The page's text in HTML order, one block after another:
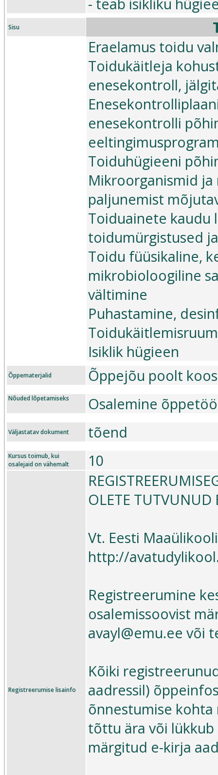
Sisu
Eraelamus toidu
Toidukäitleja
enesekontroll,
enesekontrolli
Toiduhügieeni
Mikroorganismid ja
paljunemist
Toiduainete kaudu
toidumürgistused
Toidu füüsikaline,
mikrobioloogiline
vältimine
Puhastamine,
Isiklik hügieen
Õppematerjalid Õppejõu poolt
Nõuded lõpetamiseks Osalemine
Väljastatav dokument tõend
Kursus toimub, kui
osalejaid on vähemalt
10
Registreerumise lisainfo
OLETE TUTVUNUD
Vt. Eesti
http://
Registreerumine
osalemissoovist
avayl@emu.ee või
Kõiki
aadressil)
õnnestumise kohta
tõttu ära või
märgitud e-kirja